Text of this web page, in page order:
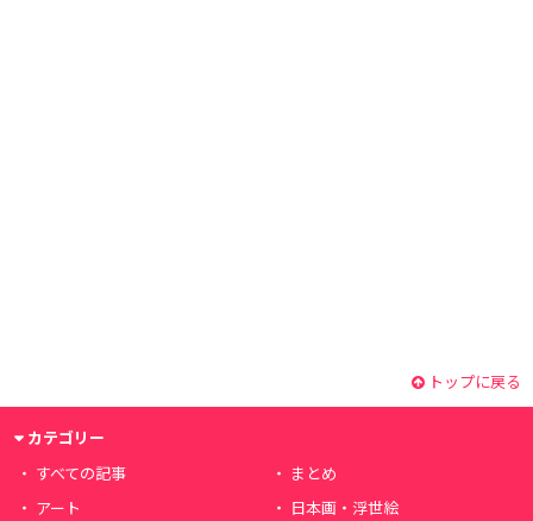
トップに戻る
カテゴリー
すべての記事
まとめ
アート
日本画・浮世絵